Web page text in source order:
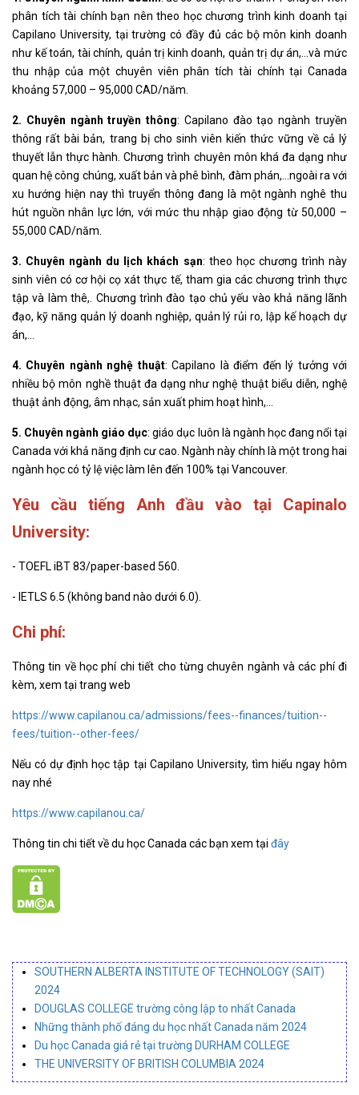
phân tích tài chính bạn nên theo học chương trình kinh doanh tại
Capilano University, tại trường có đầy đủ các bộ môn kinh doanh
như kế toán, tài chính, quản trị kinh doanh, quản trị dự án,…và mức
thu nhập của một chuyên viên phân tích tài chính tại Canada
khoảng 57,000 – 95,000 CAD/năm.
2. Chuyên ngành truyền thông: Capilano đào tạo ngành truyền
thông rất bài bản, trang bị cho sinh viên kiến thức vững về cả lý
thuyết lẫn thực hành. Chương trình chuyên môn khá đa dạng như
quan hệ công chúng, xuất bản và phê bình, đàm phán,…ngoài ra với
xu hướng hiện nay thì truyển thông đang là một ngành nghê thu
hút nguồn nhân lực lớn, với mức thu nhập giao động từ 50,000 –
55,000 CAD/năm.
3. Chuyên ngành du lịch khách sạn: theo học chương trình này
sinh viên có cơ hội cọ xát thực tế, tham gia các chương trình thực
tập và làm thê,. Chương trình đào tạo chủ yếu vào khả năng lãnh
đạo, kỹ năng quản lý doanh nghiệp, quản lý rủi ro, lập kế hoạch dự
án,…
4. Chuyên ngành nghệ thuật: Capilano là điểm đến lý tưởng với
nhiều bộ môn nghề thuật đa dạng như nghệ thuật biểu diễn, nghệ
thuật ảnh động, âm nhạc, sản xuất phim hoạt hình,…
5. Chuyên ngành giáo dục: giáo dục luôn là ngành học đang nổi tại
Canada với khả năng định cư cao. Ngành này chính là một trong hai
ngành học có tỷ lệ việc làm lên đến 100% tại Vancouver.
Yêu cầu tiếng Anh đầu vào tại Capinalo
University:
- TOEFL iBT 83/paper-based 560.
- IETLS 6.5 (không band nào dưới 6.0).
Chi phí:
Thông tin về học phí chi tiết cho từng chuyên ngành và các phí đi
kèm, xem tại trang web
https://www.capilanou.ca/admissions/fees--finances/tuition--
fees/tuition--other-fees/
Nếu có dự định học tập tại Capilano University, tìm hiểu ngay hôm
nay nhé
https://www.capilanou.ca/
Thông tin chi tiết về du học Canada các bạn xem tại đây
SOUTHERN ALBERTA INSTITUTE OF TECHNOLOGY (SAIT)
2024
DOUGLAS COLLEGE trường công lập to nhất Canada
Những thành phố đáng du học nhất Canada năm 2024
Du học Canada giá rẻ tại trường DURHAM COLLEGE
THE UNIVERSITY OF BRITISH COLUMBIA 2024